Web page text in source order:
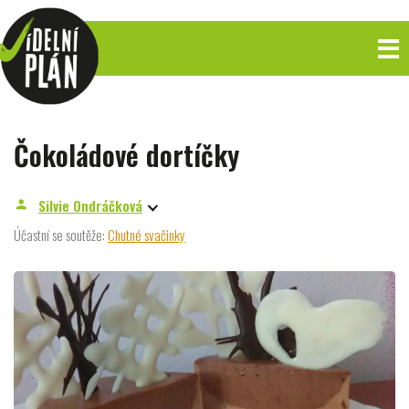
Čokoládové dortíčky
person
Silvie Ondráčková
Účastní se soutěže:Chutné svačinky